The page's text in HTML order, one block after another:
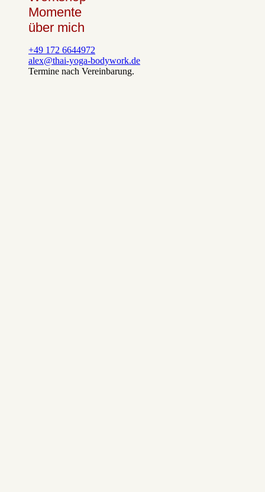
Momente
über mich
+49 172 6644972
alex@thai-yoga-bodywork.de
Termine nach Vereinbarung.